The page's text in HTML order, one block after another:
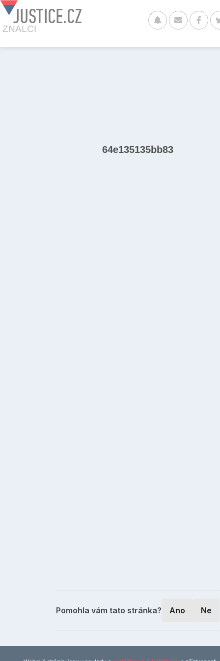
JUSTICE.CZ
ZNALCI
64e135135bb83
Pomohla vám tato stránka? Ano Ne